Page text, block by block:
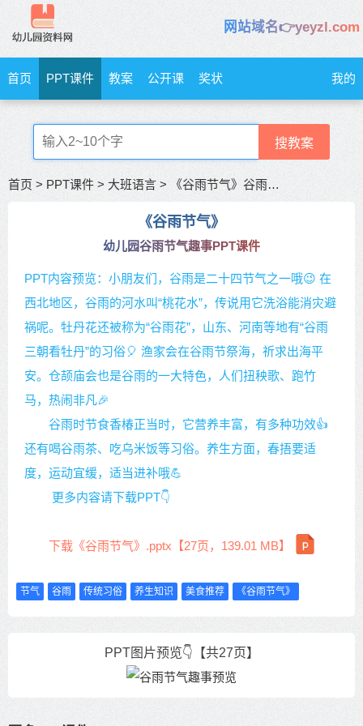
网站域名👉yeyzl.com
首页 PPT课件 教案 公开课 奖状 我的
搜教案
首页 > PPT课件 > 大班语言 > 《谷雨节气》谷雨节气趣事
《谷雨节气》
幼儿园谷雨节气趣事PPT课件
PPT内容预览：小朋友们，谷雨是二十四节气之一哦😉 在
西北地区，谷雨的河水叫“桃花水”，传说用它洗浴能消灾避
祸呢。牡丹花还被称为“谷雨花”，山东、河南等地有“谷雨
三朝看牡丹”的习俗🎈 渔家会在谷雨节祭海，祈求出海平
安。仓颉庙会也是谷雨的一大特色，人们扭秧歌、跑竹
马，热闹非凡🎉
谷雨时节食香椿正当时，它营养丰富，有多种功效👍
还有喝谷雨茶、吃乌米饭等习俗。养生方面，春捂要适
度，运动宜缓，适当进补哦💪
更多内容请下载PPT👇
下载《谷雨节气》.pptx【27页，139.01 MB】
节气 谷雨 传统习俗 养生知识 美食推荐 《谷雨节气》
PPT图片预览👇【共27页】